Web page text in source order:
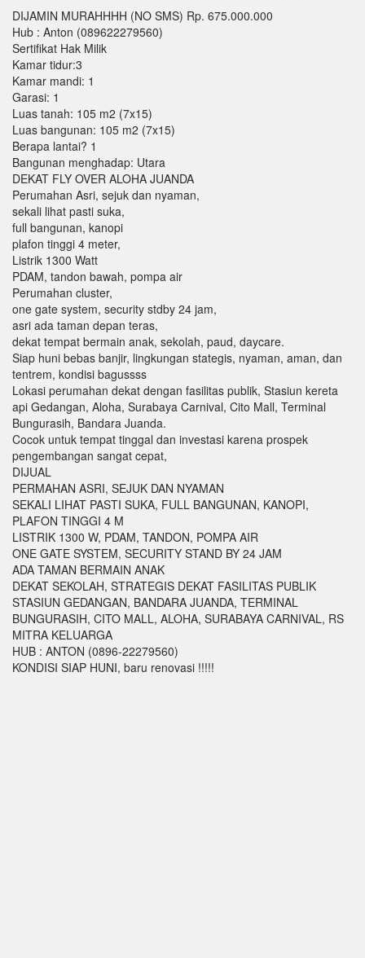
DIJAMIN MURAHHHH (NO SMS) Rp. 675.000.000
Hub : Anton (089622279560)
Sertifikat Hak Milik
Kamar tidur:3
Kamar mandi: 1
Garasi: 1
Luas tanah: 105 m2 (7x15)
Luas bangunan: 105 m2 (7x15)
Berapa lantai? 1
Bangunan menghadap: Utara
DEKAT FLY OVER ALOHA JUANDA
Perumahan Asri, sejuk dan nyaman,
sekali lihat pasti suka,
full bangunan, kanopi
plafon tinggi 4 meter,
Listrik 1300 Watt
PDAM, tandon bawah, pompa air
Perumahan cluster,
one gate system, security stdby 24 jam,
asri ada taman depan teras,
dekat tempat bermain anak, sekolah, paud, daycare.
Siap huni bebas banjir, lingkungan stategis, nyaman, aman, dan
tentrem, kondisi bagussss
Lokasi perumahan dekat dengan fasilitas publik, Stasiun kereta
api Gedangan, Aloha, Surabaya Carnival, Cito Mall, Terminal
Bungurasih, Bandara Juanda.
Cocok untuk tempat tinggal dan investasi karena prospek
pengembangan sangat cepat,
DIJUAL
PERMAHAN ASRI, SEJUK DAN NYAMAN
SEKALI LIHAT PASTI SUKA, FULL BANGUNAN, KANOPI,
PLAFON TINGGI 4 M
LISTRIK 1300 W, PDAM, TANDON, POMPA AIR
ONE GATE SYSTEM, SECURITY STAND BY 24 JAM
ADA TAMAN BERMAIN ANAK
DEKAT SEKOLAH, STRATEGIS DEKAT FASILITAS PUBLIK
STASIUN GEDANGAN, BANDARA JUANDA, TERMINAL
BUNGURASIH, CITO MALL, ALOHA, SURABAYA CARNIVAL, RS
MITRA KELUARGA
HUB : ANTON (0896-22279560)
KONDISI SIAP HUNI, baru renovasi !!!!!